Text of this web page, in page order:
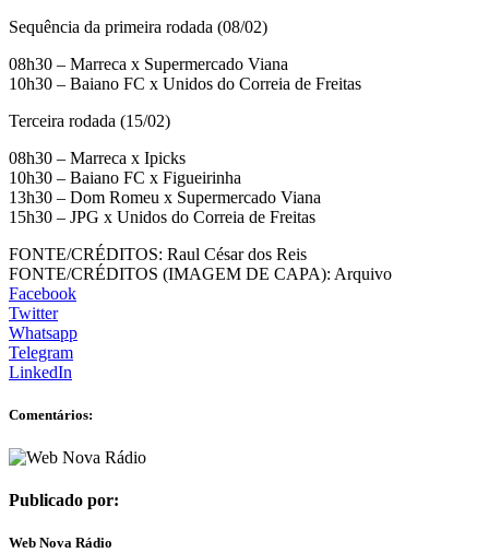
Sequência da primeira rodada (08/02)
08h30 – Marreca x Supermercado Viana
10h30 – Baiano FC x Unidos do Correia de Freitas
Terceira rodada (15/02)
08h30 – Marreca x Ipicks
10h30 – Baiano FC x Figueirinha
13h30 – Dom Romeu x Supermercado Viana
15h30 – JPG x Unidos do Correia de Freitas
FONTE/CRÉDITOS: Raul César dos Reis
FONTE/CRÉDITOS (IMAGEM DE CAPA): Arquivo
Facebook
Twitter
Whatsapp
Telegram
LinkedIn
Comentários:
Publicado por:
Web Nova Rádio